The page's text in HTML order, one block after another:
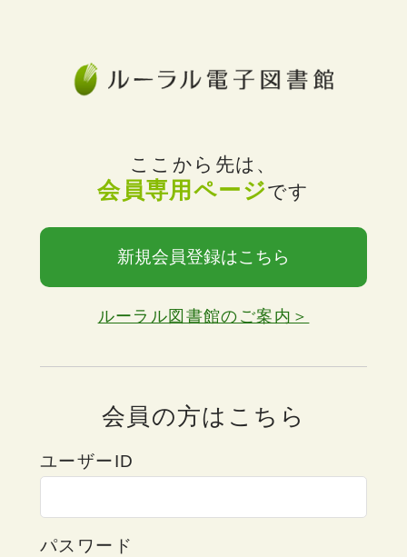
ここから先は、
会員専用ページです
新規会員登録はこちら
ルーラル図書館のご案内＞
会員の方はこちら
ユーザーID
パスワード